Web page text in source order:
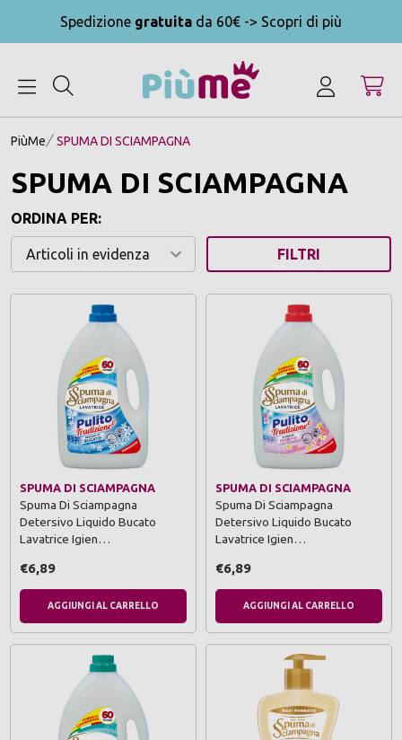
Spedizione gratuita da 60€ -> Scopri di più
PiùMe SPUMA DI SCIAMPAGNA
SPUMA DI SCIAMPAGNA
ORDINA PER:
FILTRI
SPUMA DI SCIAMPAGNA
Spuma Di Sciampagna
Detersivo Liquido Bucato
Lavatrice Igien…
€6,89
AGGIUNGI AL CARRELLO
SPUMA DI SCIAMPAGNA
Spuma Di Sciampagna
Detersivo Liquido Bucato
Lavatrice Igien…
€6,89
AGGIUNGI AL CARRELLO